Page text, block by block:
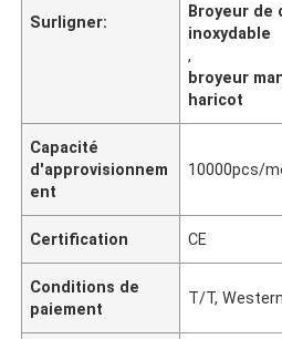
Surligner:
Broyeur de
inoxydable
,
broyeur
haricot
Capacité
d'approvisionnem
ent
10000pcs/
Certification CE
Conditions de
paiement
T/T,